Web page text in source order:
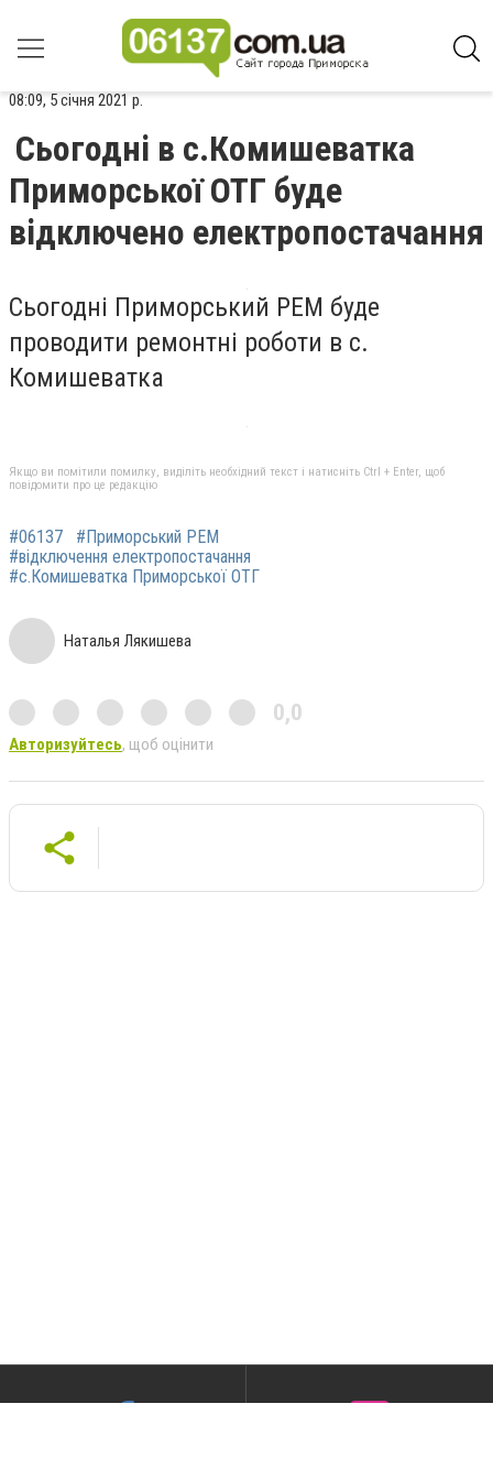
08:09, 5 січня 2021 р.
Сьогодні в с.Комишеватка
Приморської ОТГ буде
відключено електропостачання
Сьогодні Приморський РЕМ буде
проводити ремонтні роботи в с.
Комишеватка
Якщо ви помітили помилку, виділіть необхідний текст і натисніть Ctrl + Enter, щоб
повідомити про це редакцію
#06137
#Приморський РЕМ
#відключення електропостачання
#с.Комишеватка Приморської ОТГ
Наталья Лякишева
0,0
Авторизуйтесь, щоб оцінити